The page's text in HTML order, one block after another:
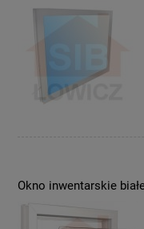
Okno inwentarskie